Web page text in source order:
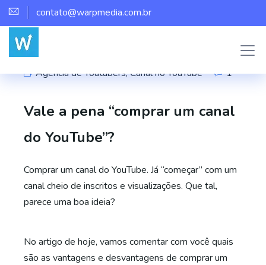
contato@warpmedia.com.br
Agência de Youtubers,Canal no YouTube 1
Vale a pena “comprar um canal
do YouTube”?
Comprar um canal do YouTube. Já “começar” com um
canal cheio de inscritos e visualizações. Que tal,
parece uma boa ideia?
No artigo de hoje, vamos comentar com você quais
são as vantagens e desvantagens de comprar um